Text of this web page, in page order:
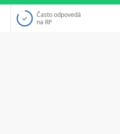
Často odpovedá
na RP